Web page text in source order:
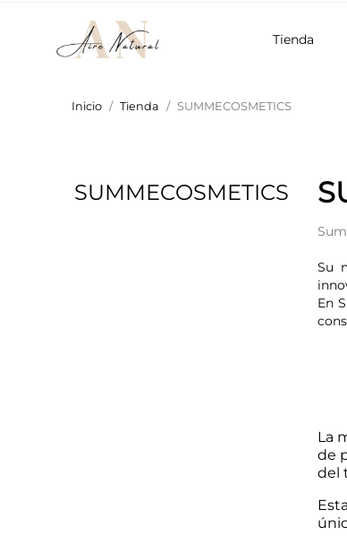
Tienda
Inicio Tienda SUMMECOSMETICS
SUMMECOSMETICS
Su
En
La
de
del